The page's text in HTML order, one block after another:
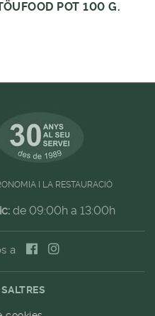
POT 100 G.
I LA RESTAURACIÓ
de 09:00h a 13:00h
a